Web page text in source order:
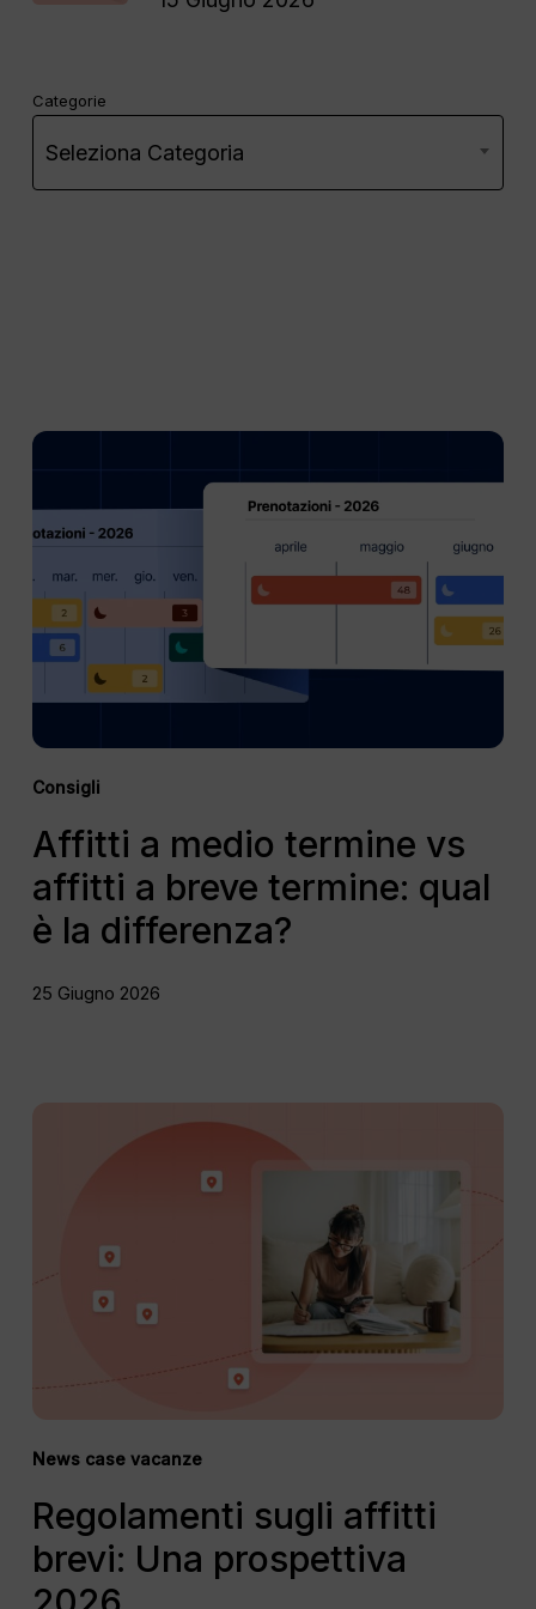
Categorie
Seleziona Categoria
Consigli
Affitti
termine
affitti
breve
termine:
qual
è
differenza?
Affitti a medio termine vs
affitti a breve termine: qual
è la differenza?
25 Giugno 2026
News case vacanze
prospettiva
Regolamenti sugli affitti
brevi: Una prospettiva